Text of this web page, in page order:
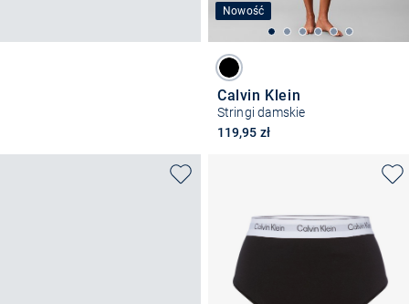
Nowość
Calvin Klein
Stringi damskie
119,95 zł